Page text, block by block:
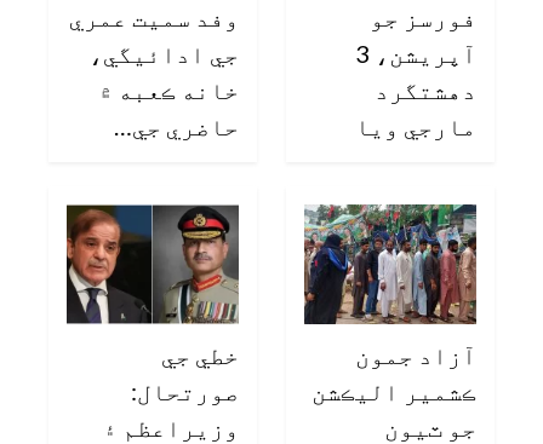
فورسز جو
آپريشن، 3
دهشتگرد
مارجي ويا
وفد سميت عمري
جي ادائيگي،
خانه ڪعبه ۾
حاضري جي…
آزاد جمون
ڪشمير اليڪشن
جو ٽيون
خطي جي
صورتحال:
وزيراعظم ۽